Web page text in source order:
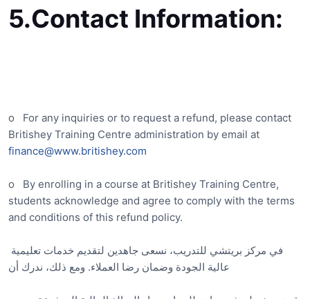
5.Contact Information:
o
For any inquiries or to request a refund, please contact
Britishey Training Centre administration by email at
finance@www.britishey.com
o
By enrolling in a course at Britishey Training Centre,
students acknowledge and agree to comply with the terms
and conditions of this refund policy.
في مركز بريتشي للتدريب، نسعى جاهدين لتقديم خدمات تعليمية
عالية الجودة وضمان رضا العملاء. ومع ذلك، ندرك أن